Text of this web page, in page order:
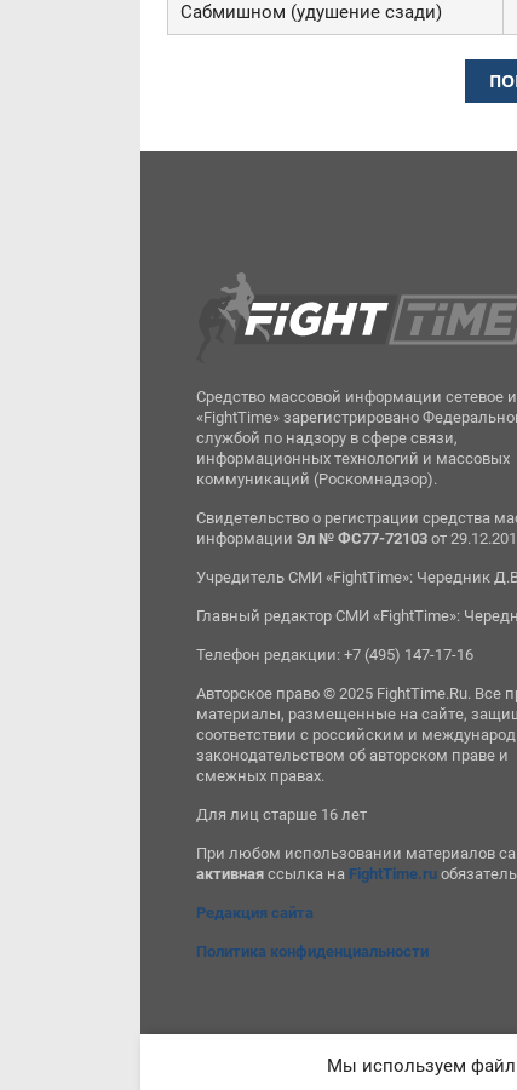
Сабмишном (удушение сзади)
Средство массовой информации сетевое
«FightTime» зарегистрировано
службой по надзору в сфере связи,
информационных технологий и массовых
коммуникаций (Роскомнадзор).
Свидетельство о регистрации средства
информацииЭл № ФС77-72103 от
Учредитель СМИ «FightTime»: Чередник
Главный редактор СМИ «FightTime»:
Телефон редакции: +7 (495) 147-17-16
Авторское право © 2025 FightTime.Ru. Все
материалы, размещенные на сайте,
соответствии с российским и
законодательством об авторском праве и
смежных правах.
Для лиц старше 16 лет
При любом использовании материалов
активная ссылка на FightTime.ru
Редакция сайта
Политика конфиденциальности
Мы используем